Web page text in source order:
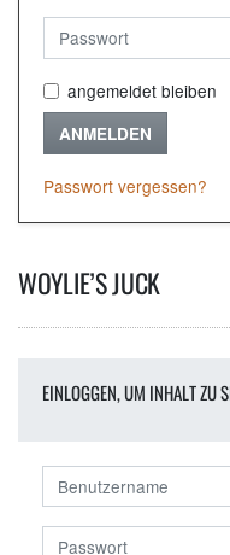
angemeldet bleiben
ANMELDEN
Passwort vergessen?
WOYLIE’S JUCK
EINLOGGEN, UM INHALT ZU